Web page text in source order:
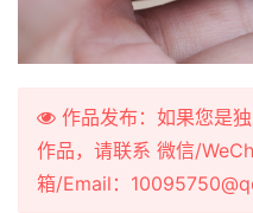
作品发布：如果您是
作品，请联系 微信/
箱/Email：